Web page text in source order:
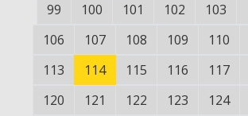
99
100 101 102 103
106
107 108 109 110
113
114 115 116 117
120
121 122 123 124